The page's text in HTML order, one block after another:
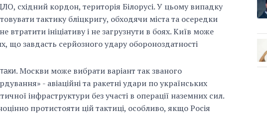
східний кордон, територія Білорусі. У цьому випадку
тактику бліцкригу, обходячи міста та осередки
втратити ініціативу і не загрузнути в боях. Київ може
що завдасть серйозного удару обороноздатності
. Москви може вибрати варіант так званого
- авіаційні та ракетні удари по українських
інфраструктури без участі в операції наземних сил.
протистояти цій тактиці, особливо, якщо Росія